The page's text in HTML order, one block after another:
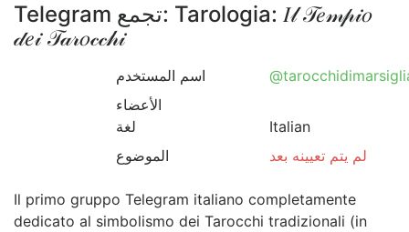
Telegram تجمع: Tarologia: 𝐼𝓁 𝒯𝑒𝓂𝓅𝒾𝑜
𝒹𝑒𝒾 𝒯𝒶𝓇𝑜𝒸𝒸𝒽𝒾
اسم المستخدم
الأعضاء
لغة
Italian
الموضوع
لم يتم تعيينه بعد
Il primo gruppo Telegram italiano completamente
dedicato al simbolismo dei Tarocchi tradizionali (in